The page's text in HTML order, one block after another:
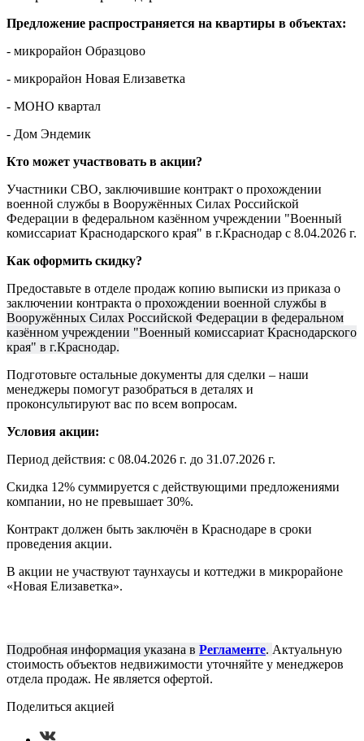
Предложение распространяется на квартиры в объектах:
- микрорайон Образцово
- микрорайон Новая Елизаветка
- МОНО квартал
- Дом Эндемик
Кто может участвовать в акции?
Участники СВО, заключившие контракт о прохождении
военной службы в Вооружённых Силах Российской
Федерации в федеральном казённом учреждении "Военный
комиссариат Краснодарского края" в г.Краснодар с 8.04.2026 г.
Как оформить скидку?
Предоставьте в отделе продаж копию выписки из приказа о
заключении контракта о прохождении военной службы в
Вооружённых Силах Российской Федерации в федеральном
казённом учреждении "Военный комиссариат Краснодарского
края" в г.Краснодар.
Подготовьте остальные документы для сделки – наши
менеджеры помогут разобраться в деталях и
проконсультируют вас по всем вопросам.
Условия акции:
Период действия: с 08.04.2026 г. до 31.07.2026 г.
Скидка 12% суммируется с действующими предложениями
компании, но не превышает 30%.
Контракт должен быть заключён в Краснодаре в сроки
проведения акции.
В акции не участвуют таунхаусы и коттеджи в микрорайоне
«Новая Елизаветка».
Подробная информация указана в Регламенте. Актуальную
стоимость объектов недвижимости уточняйте у менеджеров
отдела продаж. Не является офертой.
Поделиться акцией